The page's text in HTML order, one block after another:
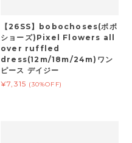
【26SS】bobochoses(ボボ
ショーズ)Pixel Flowers all
over ruffled
dress(12m/18m/24m)ワン
ピース デイジー
¥7,315 (30%OFF)